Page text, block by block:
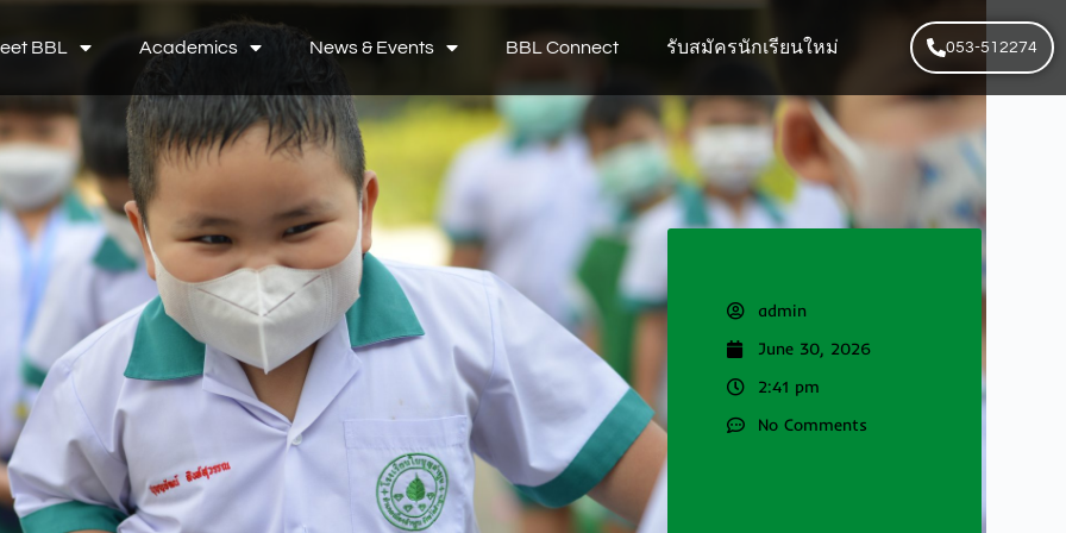
BBL Academics News & Events BBL Connect รับสมัครนักเรียนใหม่ 053-512274
admin
June 30, 2026
2:41 pm
No Comments